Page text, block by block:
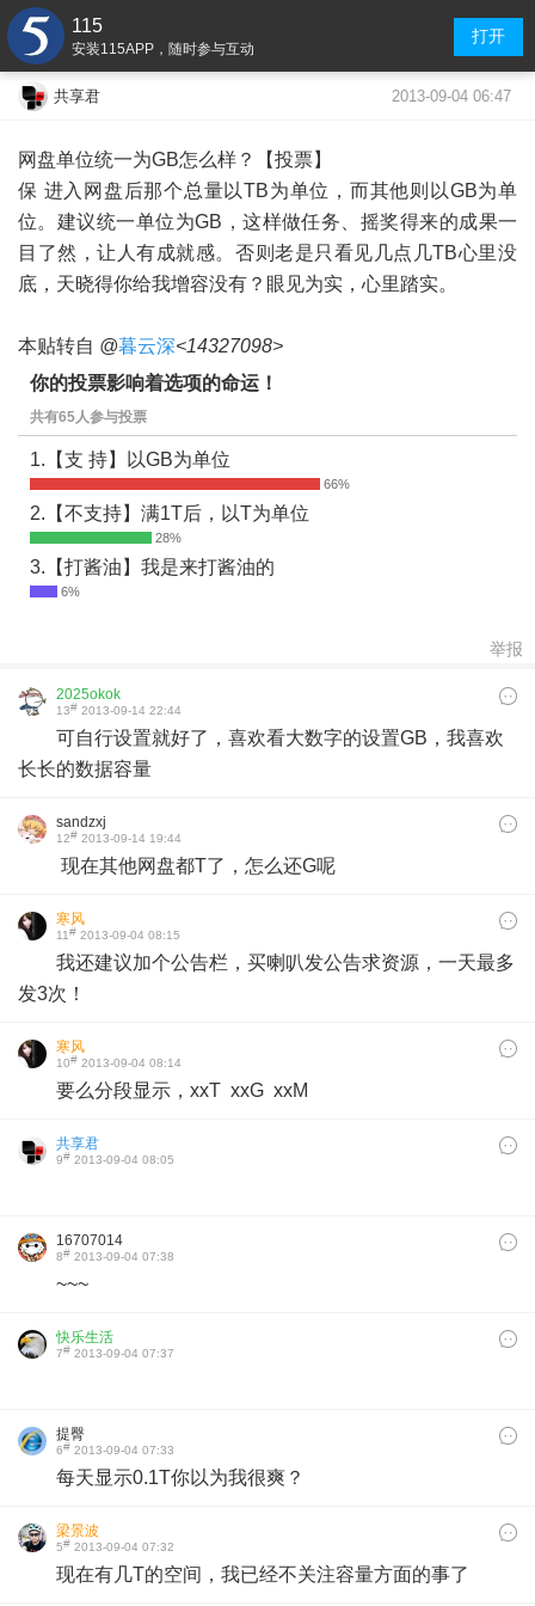
115
安装115APP，随时参与互动
打开
共享君 2013-09-04 06:47
网盘单位统一为GB怎么样？【投票】
保 进入网盘后那个总量以TB为单位，而其他则以GB为单
位。建议统一单位为GB，这样做任务、摇奖得来的成果一
目了然，让人有成就感。否则老是只看见几点几TB心里没
底，天晓得你给我增容没有？眼见为实，心里踏实。
本贴转自 @暮云深<14327098>
你的投票影响着选项的命运！
共有65人参与投票
1.【支 持】以GB为单位
2.【不支持】满1T后，以T为单位
3.【打酱油】我是来打酱油的
举报
2025okok
13# 2013-09-14 22:44
可自行设置就好了，喜欢看大数字的设置GB，我喜欢
长长的数据容量
sandzxj
12# 2013-09-14 19:44
现在其他网盘都T了，怎么还G呢
寒风
11# 2013-09-04 08:15
我还建议加个公告栏，买喇叭发公告求资源，一天最多
发3次！
寒风
10# 2013-09-04 08:14
要么分段显示，xxT xxG xxM
共享君
9# 2013-09-04 08:05
16707014
8# 2013-09-04 07:38
~~~
快乐生活
7# 2013-09-04 07:37
提臀
6# 2013-09-04 07:33
每天显示0.1T你以为我很爽？
梁景波
5# 2013-09-04 07:32
现在有几T的空间，我已经不关注容量方面的事了